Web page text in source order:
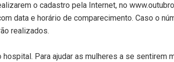
o cadastro pela Internet, no
data e horário de comparecimento. Caso o
realizados.
Para ajudar as mulheres a se sentirem